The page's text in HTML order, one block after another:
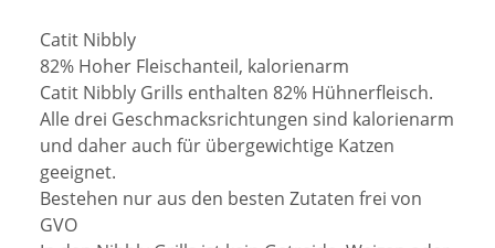
Catit Nibbly
82% Hoher Fleischanteil, kalorienarm
Catit Nibbly Grills enthalten 82% Hühnerfleisch.
Alle drei Geschmacksrichtungen sind kalorienarm
und daher auch für übergewichtige Katzen
geeignet.
Bestehen nur aus den besten Zutaten frei von
GVO